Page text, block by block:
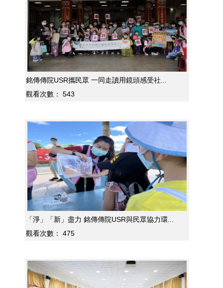
銘傳傳院USR攜民眾 一同走讀用鏡頭感受社...
觀看次數：
543
「淨」「新」盡力 銘傳傳院USR與民眾協力環...
觀看次數：
475